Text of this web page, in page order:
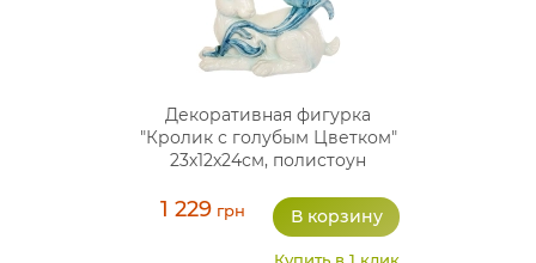
Декоративная фигурка
"Кролик с голубым Цветком"
23х12х24см, полистоун
1 229грн
Купить в 1 клик